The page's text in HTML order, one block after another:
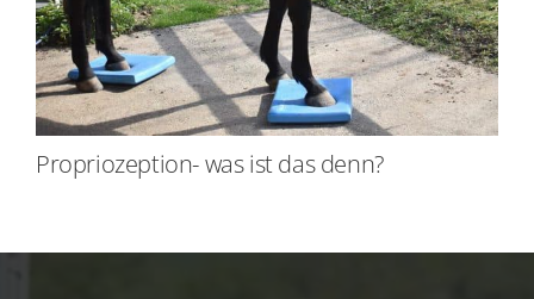
Propriozeption- was ist das denn?